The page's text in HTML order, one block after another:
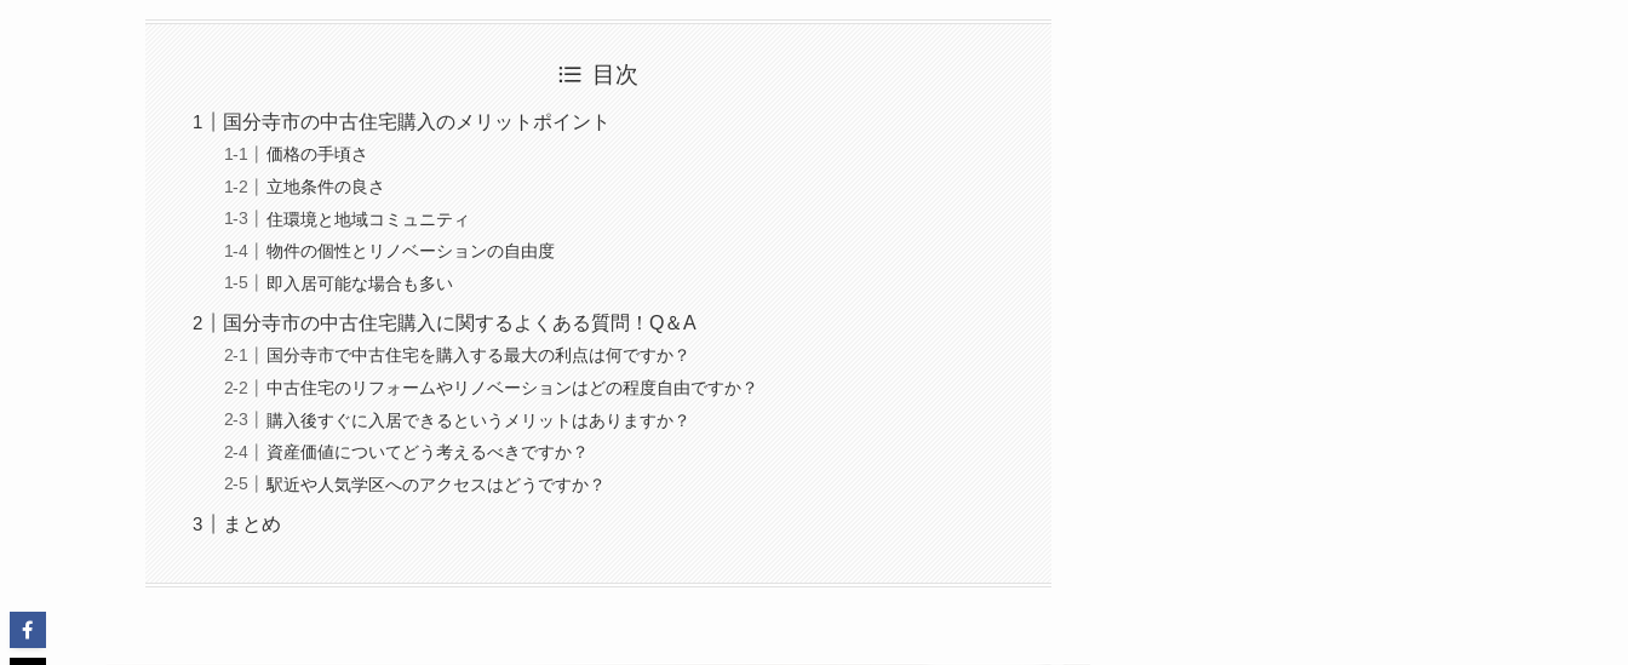
目次
国分寺市の中古住宅購入のメリットポイント
価格の手頃さ
立地条件の良さ
住環境と地域コミュニティ
物件の個性とリノベーションの自由度
即入居可能な場合も多い
国分寺市の中古住宅購入に関するよくある質問！Q＆A
国分寺市で中古住宅を購入する最大の利点は何ですか？
中古住宅のリフォームやリノベーションはどの程度自由ですか？
購入後すぐに入居できるというメリットはありますか？
資産価値についてどう考えるべきですか？
駅近や人気学区へのアクセスはどうですか？
まとめ